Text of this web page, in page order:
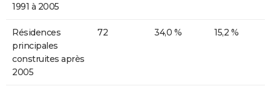
1991 à 2005
Résidences
principales
construites après
2005
72 34,0 % 15,2 %